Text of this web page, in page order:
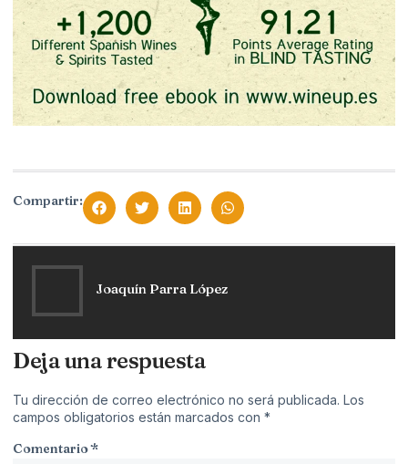
Compartir:
Joaquín Parra López
Deja una respuesta
Tu dirección de correo electrónico no será publicada. Los
campos obligatorios están marcados con *
Comentario*